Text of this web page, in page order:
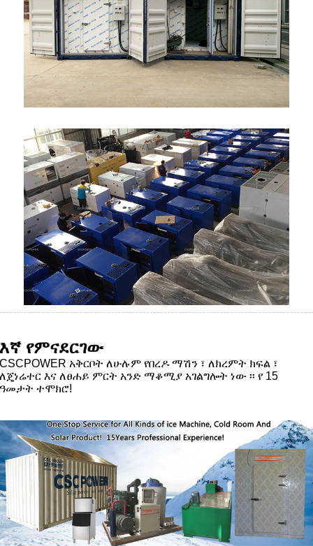
እኛ የምናደርገው
CSCPOWER አቅርቦት ለሁሉም የበረዶ ማሽን ፣ ለክረምት ክፍል ፣
ለጄነሬተር እና ለፀሐይ ምርት አንድ ማቆሚያ አገልግሎት ነው ፡፡ የ 15
ዓመታት ተሞክሮ!